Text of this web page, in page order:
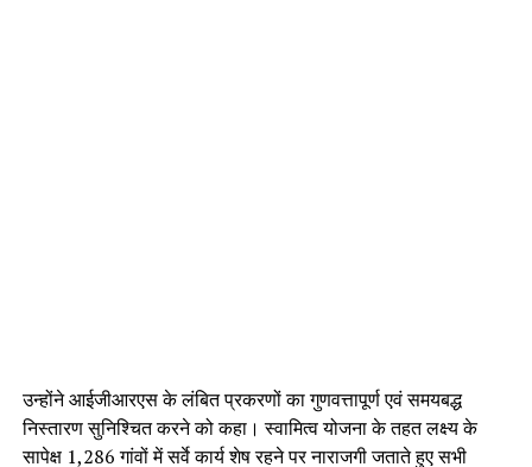
उन्होंने आईजीआरएस के लंबित प्रकरणों का गुणवत्तापूर्ण एवं समयबद्ध
निस्तारण सुनिश्चित करने को कहा। स्वामित्व योजना के तहत लक्ष्य के
सापेक्ष 1,286 गांवों में सर्वे कार्य शेष रहने पर नाराजगी जताते हुए सभी